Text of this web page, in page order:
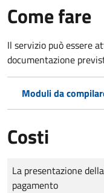
Come fare
Il servizio può essere
documentazione
Moduli da
Costi
Tipo di pagamento
Importo
La presentazione
pagamento